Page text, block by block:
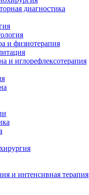
диагностика
и физиотерапия
и иглорефлексотерапия
и интенсивная терапия